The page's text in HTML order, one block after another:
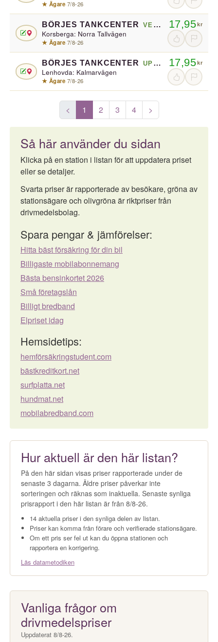
★ Ägare·7/8-26
BÖRJES TANKCENTER VETLANDA
Korsberga: Norra Tallvägen
★ Ägare·7/8-26
17,95kr
BÖRJES TANKCENTER UPPVIDINGE
Lenhovda: Kalmarvägen
★ Ägare·7/8-26
17,95kr
< 1 2 3 4 >
Så här använder du sidan
Klicka på en station i listan för att uppdatera priset
eller se detaljer.
Svarta priser är rapporterade av besökare, gröna av
stationsägare och olivgröna är riktpriser från
drivmedelsbolag.
Spara pengar & jämförelser:
Hitta bäst försäkring för din bil
Billigaste mobilabonnemang
Bästa bensinkortet 2026
Små företagslån
Billigt bredband
Elpriset idag
Hemsidetips:
hemförsäkringstudent.com
bästkreditkort.net
surfplatta.net
hundmat.net
mobilabredband.com
Hur aktuell är den här listan?
På den här sidan visas priser rapporterade under de
senaste 3 dagarna. Äldre priser påverkar inte
sorteringen och räknas som inaktuella. Senaste synliga
prisrapport i den här listan är från 8/8-26.
14 aktuella priser i den synliga delen av listan.
Priser kan komma från förare och verifierade stationsägare.
Om ett pris ser fel ut kan du öppna stationen och
rapportera en korrigering.
Läs datametodiken
Vanliga frågor om
drivmedelspriser
Uppdaterat 8/8-26.